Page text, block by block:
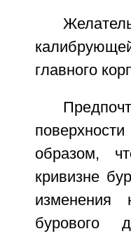
главного
образом,
кривизне
изменения
бурового